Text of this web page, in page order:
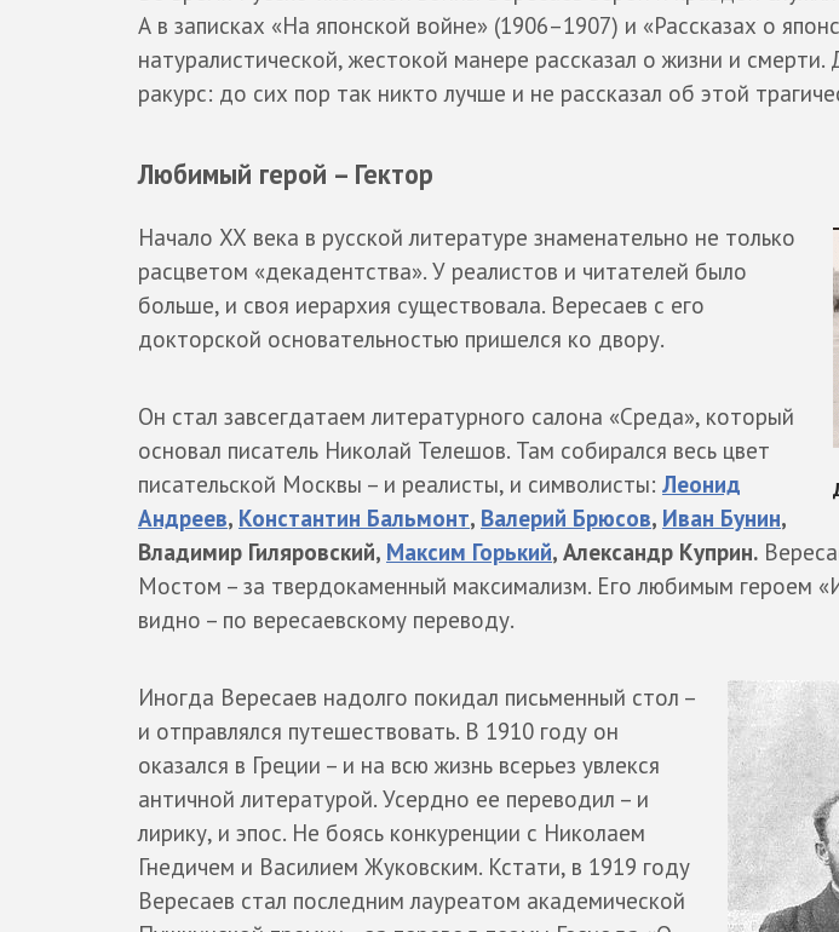
А в записках «На японской войне» (1906–1907) и «Рассказах о
натуралистической, жестокой манере рассказал о жизни и
ракурс: до сих пор так никто лучше и не рассказал об этой
Любимый герой – Гектор
Начало ХХ века в русской литературе знаменательно не только
расцветом «декадентства». У реалистов и читателей было
больше, и своя иерархия существовала. Вересаев с его
докторской основательностью пришелся ко двору.
Он стал завсегдатаем литературного салона «Среда», который
основал писатель Николай Телешов. Там собирался весь цвет
писательской Москвы – и реалисты, и символисты: Леонид
Андреев, Константин Бальмонт, Валерий Брюсов, Иван Бунин,
Владимир Гиляровский, Максим Горький, Александр Куприн.
Мостом – за твердокаменный максимализм. Его любимым героем
видно – по вересаевскому переводу.
Иногда Вересаев надолго покидал письменный стол –
и отправлялся путешествовать. В 1910 году он
оказался в Греции – и на всю жизнь всерьез увлекся
античной литературой. Усердно ее переводил – и
лирику, и эпос. Не боясь конкуренции с Николаем
Гнедичем и Василием Жуковским. Кстати, в 1919 году
Вересаев стал последним лауреатом академической